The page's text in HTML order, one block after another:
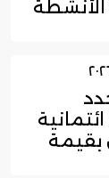
الأنشطة
بقيمة